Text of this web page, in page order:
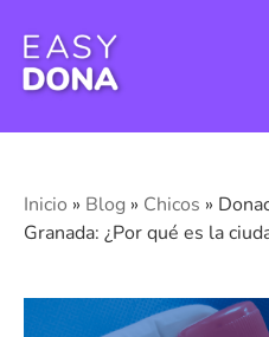
Inicio » Blog » Chicos »
Granada: ¿Por qué es la